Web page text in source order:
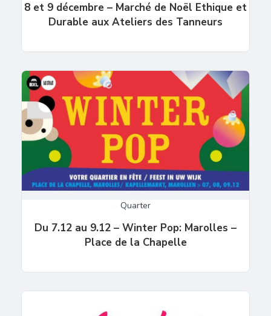
8 et 9 décembre – Marché de Noël Ethique et
Durable aux Ateliers des Tanneurs
Quarter
Du 7.12 au 9.12 – Winter Pop: Marolles –
Place de la Chapelle